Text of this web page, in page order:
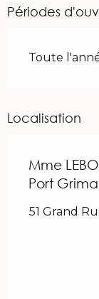
Périodes
Toute
Localisation
Mme
Port
51 Grand